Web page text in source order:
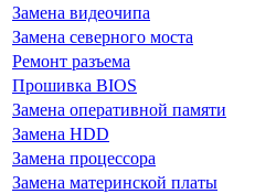
Замена видеочипа
Замена северного моста
Ремонт разъема
Прошивка BIOS
Замена оперативной памяти
Замена HDD
Замена процессора
Замена материнской платы